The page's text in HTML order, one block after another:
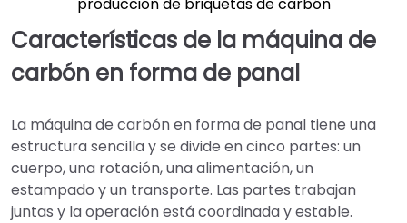
Características de la máquina de
carbón en forma de panal
La máquina de carbón en forma de panal tiene una
estructura sencilla y se divide en cinco partes: un
cuerpo, una rotación, una alimentación, un
estampado y un transporte. Las partes trabajan
juntas y la operación está coordinada y estable.